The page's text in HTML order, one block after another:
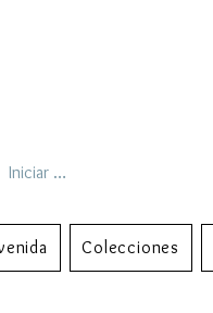
Iniciar sesión
Colecciones